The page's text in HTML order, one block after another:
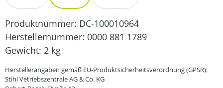
Produktnummer: DC-100010964
Herstellernummer: 0000 881 1789
Gewicht: 2 kg
Herstellerangaben gemäß EU-Produktsicherheitsverordnung (GPSR):
Stihl Vetriebszentrale AG & Co. KG